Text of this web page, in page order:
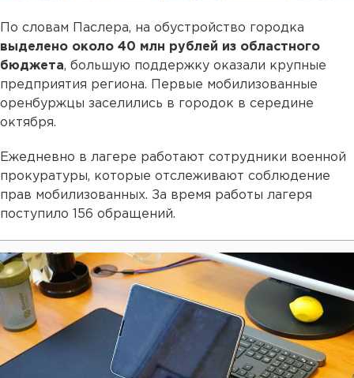
По словам Паслера, на обустройство городка
выделено около 40 млн рублей из областного
бюджета, большую поддержку оказали крупные
предприятия региона. Первые мобилизованные
оренбуржцы заселились в городок в середине
октября.
Ежедневно в лагере работают сотрудники военной
прокуратуры, которые отслеживают соблюдение
прав мобилизованных. За время работы лагеря
поступило 156 обращений.